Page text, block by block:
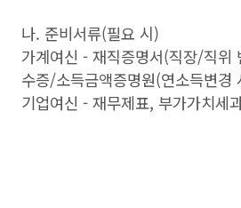
나. 준비서류(필요 시)
가계여신 - 재직증명서(직장/직위
수증/소득금액증명원(연소득변경
기업여신 - 재무제표, 부가가치세